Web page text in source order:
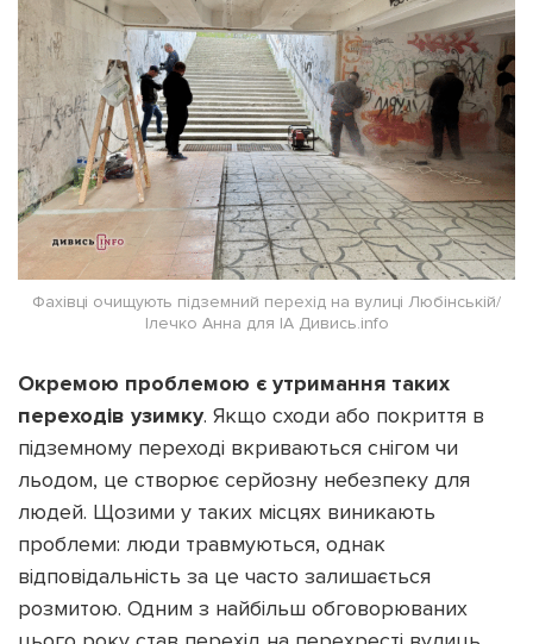
Фахівці очищують підземний перехід на вулиці Любінській/
Ілечко Анна для ІА Дивись.info
Окремою проблемою є утримання таких
переходів узимку. Якщо сходи або покриття в
підземному переході вкриваються снігом чи
льодом, це створює серйозну небезпеку для
людей. Щозими у таких місцях виникають
проблеми: люди травмуються, однак
відповідальність за це часто залишається
розмитою. Одним з найбільш обговорюваних